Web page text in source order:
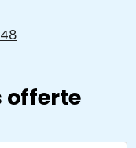
offerte